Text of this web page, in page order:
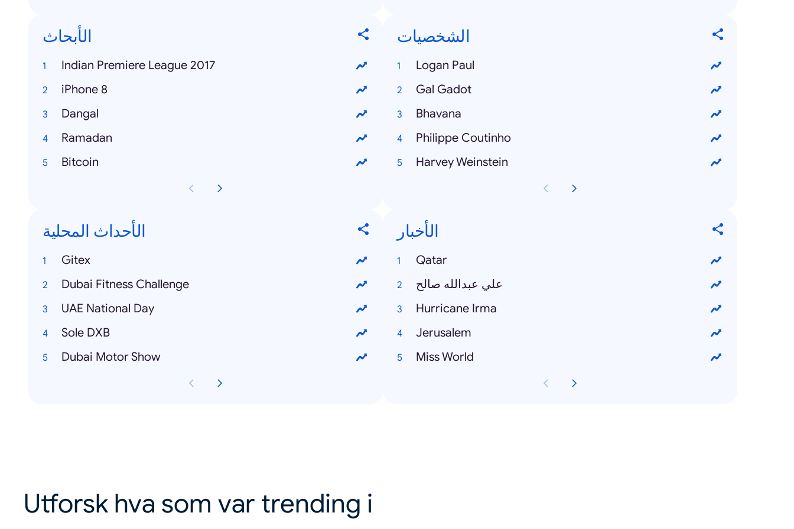
الأبحاث
Indian Premiere League 2017
iPhone 8
Dangal
Ramadan
Bitcoin
الشخصيات
Logan Paul
Gal Gadot
Bhavana
Philippe Coutinho
Harvey Weinstein
الأحداث المحلية
Gitex
Dubai Fitness Challenge
UAE National Day
Sole DXB
Dubai Motor Show
الأخبار
Qatar
علي عبدالله صالح
Hurricane Irma
Jerusalem
Miss World
Utforsk hva som var trending i